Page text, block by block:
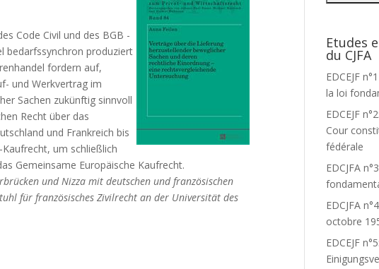
Code Civil und des BGB -
bedarfssynchron produziert
fordern auf,
und Werkvertrag im
Sachen zukünftig sinnvoll
Recht über das
und Frankreich bis
um schließlich
Gemeinsame Europäische Kaufrecht.
und Nizza mit deutschen und französischen
für französisches Zivilrecht an der Universität des
Etudes
du CJFA
EDCEJF
la loi
EDCEJF
Cour
fédérale
EDCJFA
EDCJFA
octobre
EDCEJF